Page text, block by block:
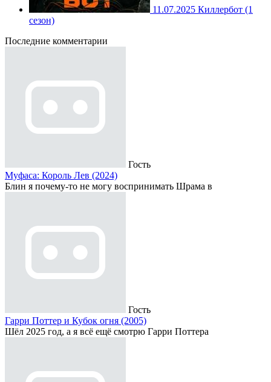
11.07.2025 Киллербот (1
сезон)
Последние комментарии
Гость
Муфаса: Король Лев (2024)
Блин я почему-то не могу воспринимать Шрама в
Гость
Гарри Поттер и Кубок огня (2005)
Шёл 2025 год, а я всё ещё смотрю Гарри Поттера